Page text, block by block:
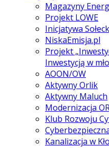
Magazyny
Projekt LOWE
Inicjatywa
NiskaEmisja.pl
Projekt
Inwestycją w
AOON/OW
Aktywny Orlik
Aktywny Maluch
Modernizacja
Klub Rozwoju
Kanalizacja w